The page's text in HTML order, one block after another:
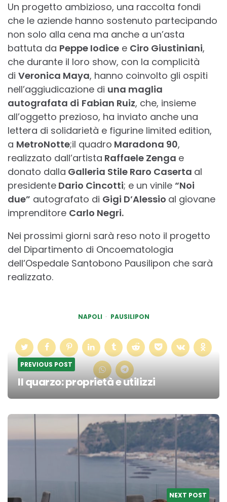
Un progetto ambizioso, una raccolta fondi
che le aziende hanno sostenuto partecipando
non solo alla cena ma anche a un’asta
battuta da Peppe Iodice e Ciro Giustiniani,
che durante il loro show, con la complicità
di Veronica Maya, hanno coinvolto gli ospiti
nell’aggiudicazione di una maglia
autografata di Fabian Ruiz, che, insieme
all’oggetto prezioso, ha inviato anche una
lettera di solidarietà e figurine limited edition,
a MetroNotte;il quadro Maradona 90,
realizzato dall’artista Raffaele Zenga e
donato dalla Galleria Stile Raro Caserta al
presidente Dario Cincotti; e un vinile “Noi
due” autografato di Gigi D’Alessio al giovane
imprenditore Carlo Negri.
Nei prossimi giorni sarà reso noto il progetto
del Dipartimento di Oncoematologia
dell’Ospedale Santobono Pausilipon che sarà
realizzato.
NAPOLI PAUSILIPON
Post
navigation
PREVIOUS POST
Il quarzo: proprietà e utilizzi
NEXT POST